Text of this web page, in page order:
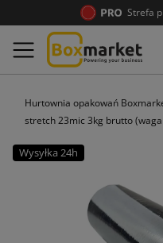
Strefa
Hurtownia opakowań
stretch 23mic 3kg brutto
Wysyłka 24h